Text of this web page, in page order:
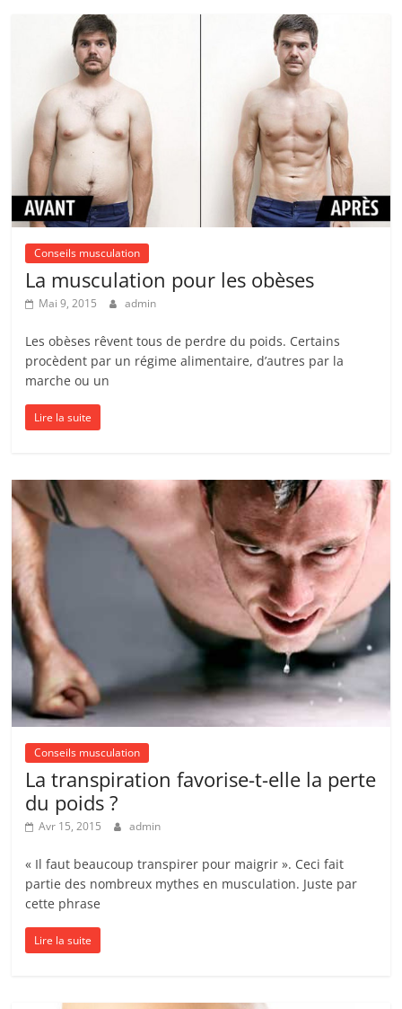
Conseils musculation
La musculation pour les obèses
Mai 9, 2015 admin
Les obèses rêvent tous de perdre du poids. Certains
procèdent par un régime alimentaire, d’autres par la
marche ou un
Lire la suite
Conseils musculation
La transpiration favorise-t-elle la perte
du poids ?
Avr 15, 2015 admin
« Il faut beaucoup transpirer pour maigrir ». Ceci fait
partie des nombreux mythes en musculation. Juste par
cette phrase
Lire la suite